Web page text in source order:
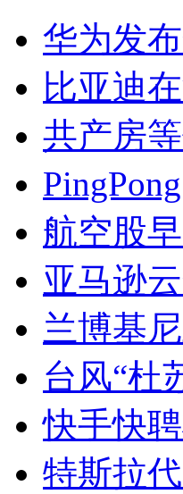
华为发
比亚迪
共产房
航空股
亚马逊
兰博基
台风“杜
快手快
特斯拉